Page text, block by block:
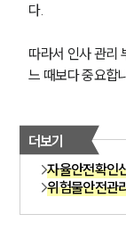
다.
따라서 인사 관리
느 때보다 중요합
더보기
자율안전확인
위험물안전관